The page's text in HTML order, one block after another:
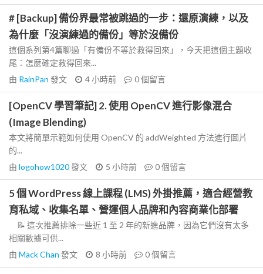
# [Backup] 備份界最常被跳過的一步：還原演練，以及
為什麼「沒演練過的備份」等於沒備份
這個系列第4篇聊過「有備份不等於救得回來」，今天把這個主題收
尾：怎麼確定救得回來...
由 RainPan 發文 4 小時前 0個留言
[OpenCV 學習筆記] 2. 使用 OpenCV 進行影像混合
(Image Blending)
本文將簡單示範如何使用 OpenCV 的 addWeighted 方法進行圖片
的...
由 logohow1020發文 5 小時前 0個留言
5 個 WordPress 線上課程 (LMS) 外掛推薦，適合經營教
育私域、收集名單、營運個人品牌和內容商業化部署
📝 這次推薦排除一些近 1 至 2 年的新進品牌，因為它們沒有太多
相關數據可供...
由 Mack Chan 發文 8 小時前 0個留言